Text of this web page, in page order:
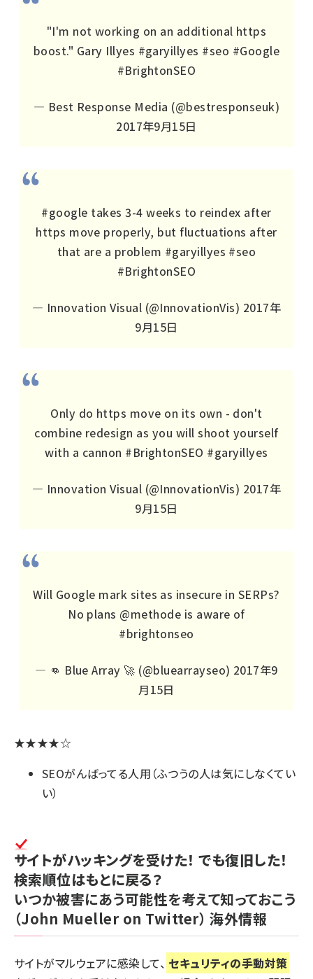
"I'm not working on an additional https
boost." Gary Illyes #garyillyes #seo #Google
#BrightonSEO
— Best Response Media (@bestresponseuk)
2017年9月15日
#google takes 3-4 weeks to reindex after
https move properly, but fluctuations after
that are a problem #garyillyes #seo
#BrightonSEO
— Innovation Visual (@InnovationVis) 2017年
9月15日
Only do https move on its own - don't
combine redesign as you will shoot yourself
with a cannon #BrightonSEO #garyillyes
— Innovation Visual (@InnovationVis) 2017年
9月15日
Will Google mark sites as insecure in SERPs?
No plans @methode is aware of
#brightonseo
— 👊 Blue Array 🚀 (@bluearrayseo) 2017年9
月15日
★★★★☆
SEOがんばってる人用（ふつうの人は気にしなくてい
い）
サイトがハッキングを受けた！ でも復旧した！
検索順位はもとに戻る？
いつか被害にあう可能性を考えて知っておこう
（John Mueller on Twitter）海外情報
サイトがマルウェアに感染して、 セキュリティの手動対策